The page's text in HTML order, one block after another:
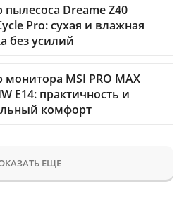
пылесоса Dreame Z40
Pro: сухая и влажная
без усилий
монитора MSI PRO MAX
E14: практичность и
комфорт
ЕЩЕ